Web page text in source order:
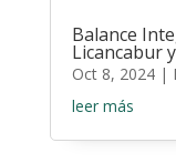
Balance
Licancabur
Oct 8, 2024|
leer más